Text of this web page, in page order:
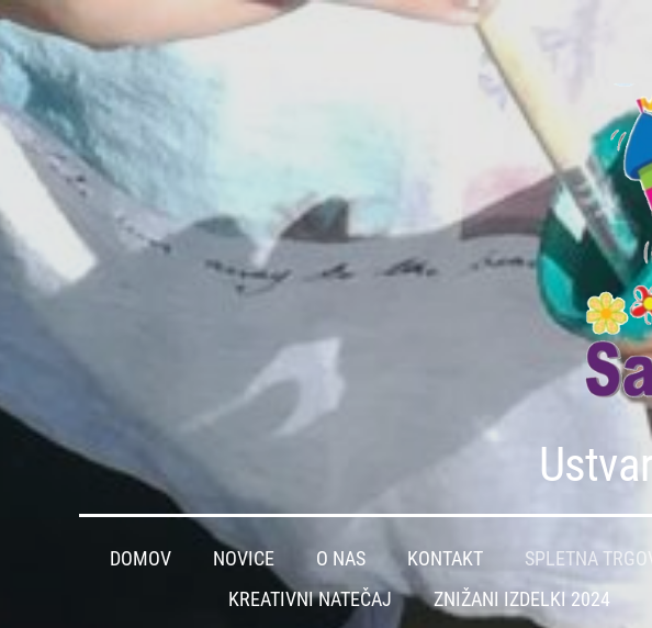
DOMOV NOVICE O NAS KONTAKT SPLETNA
KREATIVNI NATEČAJ
ZNIŽANI IZDELKI 2024